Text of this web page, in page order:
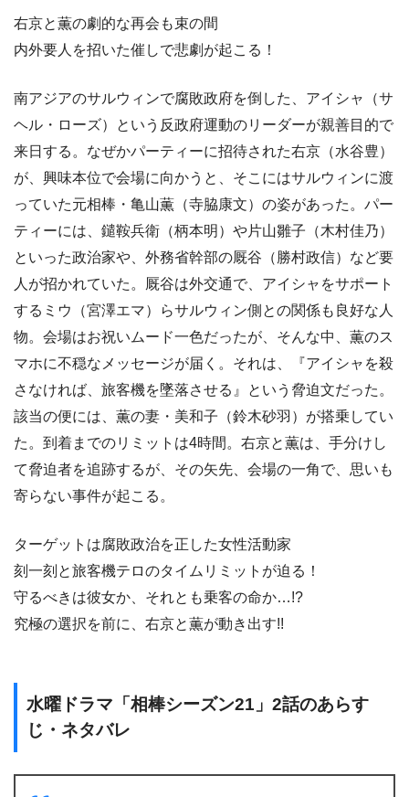
右京と薫の劇的な再会も束の間
内外要人を招いた催しで悲劇が起こる！
南アジアのサルウィンで腐敗政府を倒した、アイシャ（サ
ヘル・ローズ）という反政府運動のリーダーが親善目的で
来日する。なぜかパーティーに招待された右京（水谷豊）
が、興味本位で会場に向かうと、そこにはサルウィンに渡
っていた元相棒・亀山薫（寺脇康文）の姿があった。パー
ティーには、鑓鞍兵衛（柄本明）や片山雛子（木村佳乃）
といった政治家や、外務省幹部の厩谷（勝村政信）など要
人が招かれていた。厩谷は外交通で、アイシャをサポート
するミウ（宮澤エマ）らサルウィン側との関係も良好な人
物。会場はお祝いムード一色だったが、そんな中、薫のス
マホに不穏なメッセージが届く。それは、『アイシャを殺
さなければ、旅客機を墜落させる』という脅迫文だった。
該当の便には、薫の妻・美和子（鈴木砂羽）が搭乗してい
た。到着までのリミットは4時間。右京と薫は、手分けし
て脅迫者を追跡するが、その矢先、会場の一角で、思いも
寄らない事件が起こる。
ターゲットは腐敗政治を正した女性活動家
刻一刻と旅客機テロのタイムリミットが迫る！
守るべきは彼女か、それとも乗客の命か…!?
究極の選択を前に、右京と薫が動き出す!!
水曜ドラマ「相棒シーズン21」2話のあらす
じ・ネタバレ